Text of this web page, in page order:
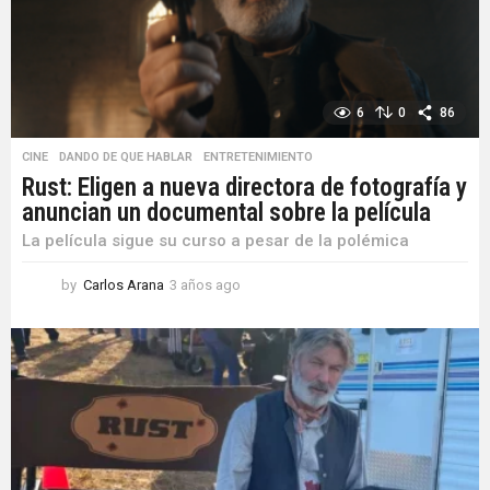
o
6 0 86
CINE ,DANDO DE QUE HABLAR ,ENTRETENIMIENTO
Rust: Eligen a nueva directora de fotografía y
anuncian un documental sobre la película
La película sigue su curso a pesar de la polémica
by Carlos Arana 3 años ago
ñ
o
s
a
g